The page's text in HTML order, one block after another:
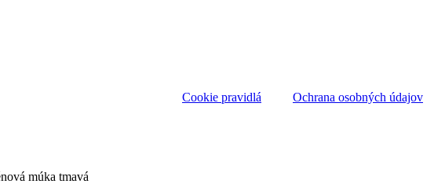
Cookie pravidlá Ochrana osobných údajov
múka tmavá